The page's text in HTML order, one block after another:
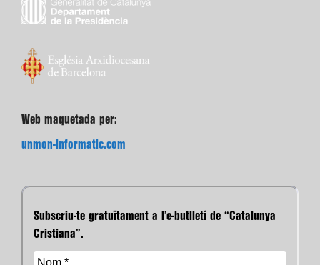
Web maquetada per:
unmon-informatic.com
Subscriu-te gratuïtament a l’e-butlletí de “Catalunya
Cristiana”.